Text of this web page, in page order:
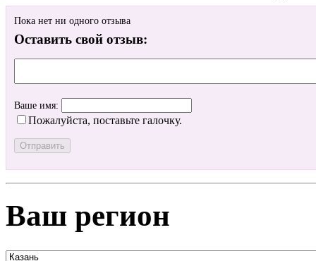
Пока нет ни одного отзыва
Оставить свой отзыв:
Ваше имя:
Пожалуйста, поставьте галочку.
Ваш регион